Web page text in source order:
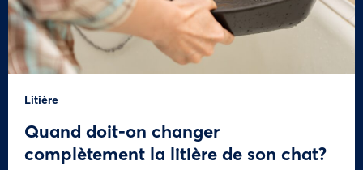
Litière
Quand doit-on changer
complètement la litière de son chat?